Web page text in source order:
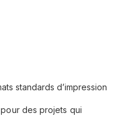
standards d’impression
des projets qui